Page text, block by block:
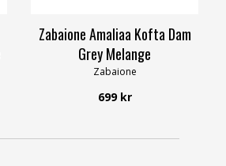
Zabaione Amaliaa Kofta Dam
Grey Melange
Zabaione
699 kr